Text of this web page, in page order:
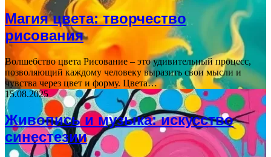
Магия цвета: творчество
рисования
Волшебство цвета Рисование – это удивительный процесс,
позволяющий каждому человеку выразить свои мысли и
чувства через цвет и форму. Цвета…
15.08.2025
Живопись и музыка: искусство
синестезии